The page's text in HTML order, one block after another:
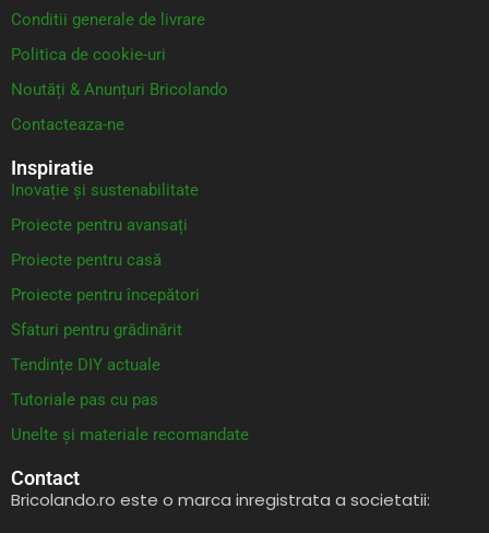
Conditii generale de livrare
Politica de cookie-uri
Noutăți & Anunțuri Bricolando
Contacteaza-ne
Inspiratie
Inovație și sustenabilitate
Proiecte pentru avansați
Proiecte pentru casă
Proiecte pentru începători
Sfaturi pentru grădinărit
Tendințe DIY actuale
Tutoriale pas cu pas
Unelte și materiale recomandate
Contact
Bricolando.ro este o marca inregistrata a societatii: